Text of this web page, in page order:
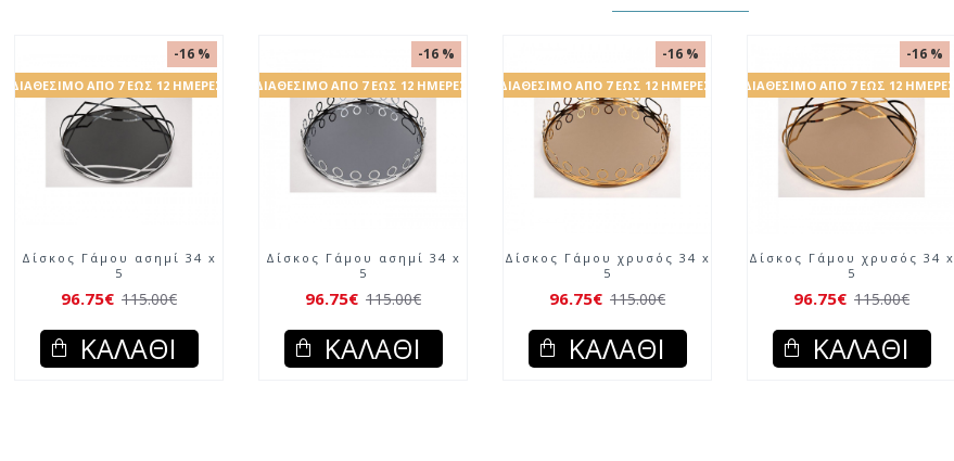
-16 %
ΔΙΑΘΈΣΙΜΟ ΑΠΌ 7 ΈΩΣ 12 ΗΜΈΡΕΣ
Δίσκος Γάμου ασημί 34 x
5
96.75€ 115.00€
ΚΑΛΆΘΙ
-16 %
ΔΙΑΘΈΣΙΜΟ ΑΠΌ 7 ΈΩΣ 12 ΗΜΈΡΕΣ
Δίσκος Γάμου ασημί 34 x
5
96.75€ 115.00€
ΚΑΛΆΘΙ
-16 %
ΔΙΑΘΈΣΙΜΟ ΑΠΌ 7 ΈΩΣ 12 ΗΜΈΡΕΣ
Δίσκος Γάμου χρυσός 34 x
5
96.75€ 115.00€
ΚΑΛΆΘΙ
-16 %
ΔΙΑΘΈΣΙΜΟ ΑΠΌ 7 ΈΩΣ 12 ΗΜΈΡΕΣ
Δίσκος Γάμου χρυσός 34 x
5
96.75€ 115.00€
ΚΑΛΆΘΙ